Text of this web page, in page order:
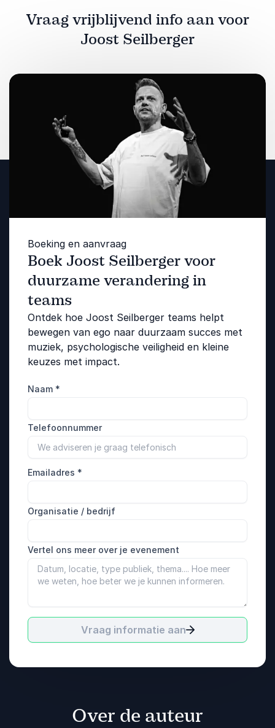
Vraag vrijblijvend info aan voor
Joost Seilberger
Boeking en aanvraag
Boek Joost Seilberger voor
duurzame verandering in
teams
Ontdek hoe Joost Seilberger teams helpt
bewegen van ego naar duurzaam succes met
muziek, psychologische veiligheid en kleine
keuzes met impact.
Naam *
Telefoonnummer
Emailadres *
Organisatie / bedrijf
Vertel ons meer over je evenement
Vraag informatie aan
Over de auteur